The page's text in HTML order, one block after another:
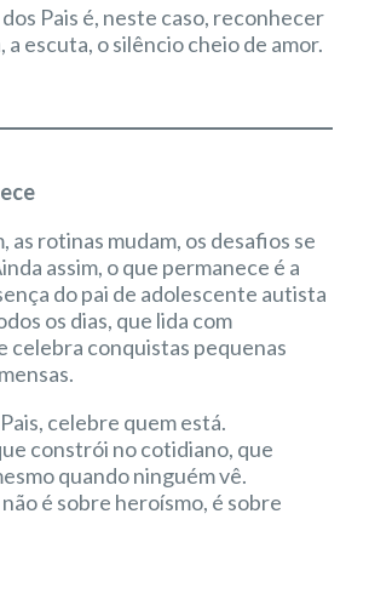
Pais é, neste caso, reconhecer
a escuta, o silêncio cheio de amor.
as rotinas mudam, os desafios se
assim, o que permanece é a
do pai de adolescente autista
os dias, que lida com
celebra conquistas pequenas
celebre quem está.
constrói no cotidiano, que
quando ninguém vê.
é sobre heroísmo, é sobre